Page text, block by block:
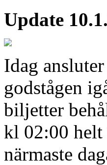
Update
Idag
godstågen
biljetter
kl 02:00
närmaste